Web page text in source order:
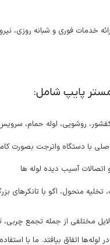
ارائه خدمات فوری و شبانه
پایپ شامل:
روشویی، لوله حمام،
با دستگاه واترجت بصورت
آسیب دیده لوله ها
تخلیه منحول، اگو با تانکرهای
مختلفی از جمله تجمع چربی،
اتفاق بیافتد. ما با